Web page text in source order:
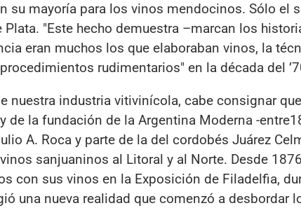
su mayoría para los vinos mendocinos. Sólo el
"Este hecho demuestra –marcan los
eran muchos los que elaboraban vinos, la
rudimentarios" en la década del
nuestra industria vitivinícola, cabe consignar
de la fundación de la Argentina Moderna -
A. Roca y parte de la del cordobés Juárez
sanjuaninos al Litoral y al Norte. Desde
con sus vinos en la Exposición de Filadelfia,
una nueva realidad que comenzó a desbordar